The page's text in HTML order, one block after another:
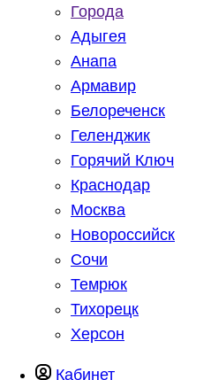
Города
Адыгея
Анапа
Армавир
Белореченск
Геленджик
Горячий Ключ
Краснодар
Москва
Новороссийск
Сочи
Темрюк
Тихорецк
Херсон
Кабинет